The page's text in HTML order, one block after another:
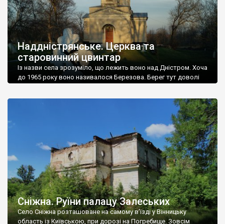
Наддністрянське. Церква та
старовинний цвинтар
Із назви села зрозуміло, що лежить воно над Дністром. Хоча
до 1965 року воно називалося Березова. Берег тут доволі
Наддністрянське відрізняється від більшості навколишніх
сіл. У селі є мурована Михайлівська церква. Точної дати […]
Сніжна. Руїни палацу Залеських
Село Сніжна розташоване на самому в’їзді у Вінницьку
область із Київською, при дорозі на Погребище. Зовсім